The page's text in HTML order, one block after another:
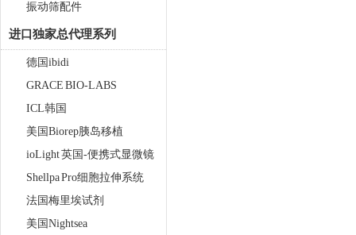
振动筛配件
进口独家总代理系列
德国ibidi
GRACE BIO-LABS
ICL韩国
美国Biorep胰岛移植
ioLight 英国-便携式显微镜
Shellpa Pro细胞拉伸系统
法国梅里埃试剂
美国Nightsea